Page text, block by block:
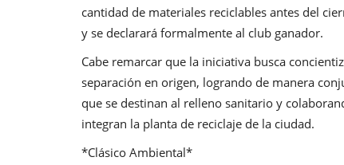
cantidad de materiales reciclables antes del
y se declarará formalmente al club ganador.
Cabe remarcar que la iniciativa busca
separación en origen, logrando de manera
que se destinan al relleno sanitario y
integran la planta de reciclaje de la ciudad.
*Clásico Ambiental*